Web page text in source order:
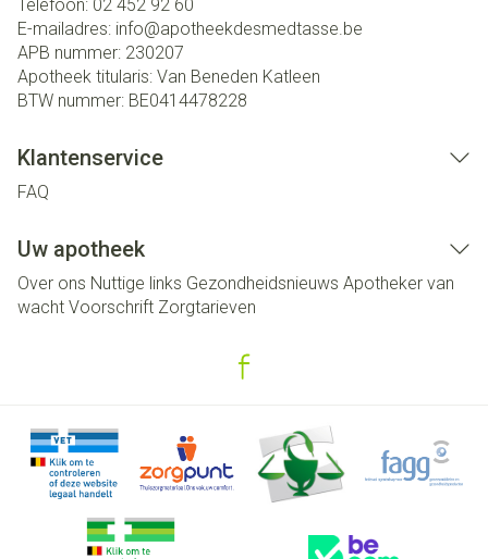
Telefoon: 02 452 92 60
E-mailadres: info@apotheekdesmedtasse.be
APB nummer: 230207
Apotheek titularis: Van Beneden Katleen
BTW nummer: BE0414478228
Klantenservice
FAQ
Uw apotheek
Over ons Nuttige links Gezondheidsnieuws Apotheker van
wacht Voorschrift Zorgtarieven